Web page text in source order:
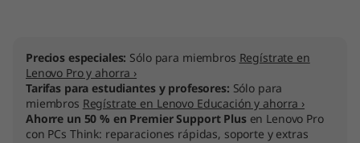
Precios especiales: Sólo para miembros Regístrate en
Lenovo Pro y ahorra ›
Tarifas para estudiantes y profesores: Sólo para
miembros Regístrate en Lenovo Educación y ahorra ›
Ahorre un 50 % en Premier Support Plusen Lenovo Pro
con PCs Think: reparaciones rápidas, soporte y extras